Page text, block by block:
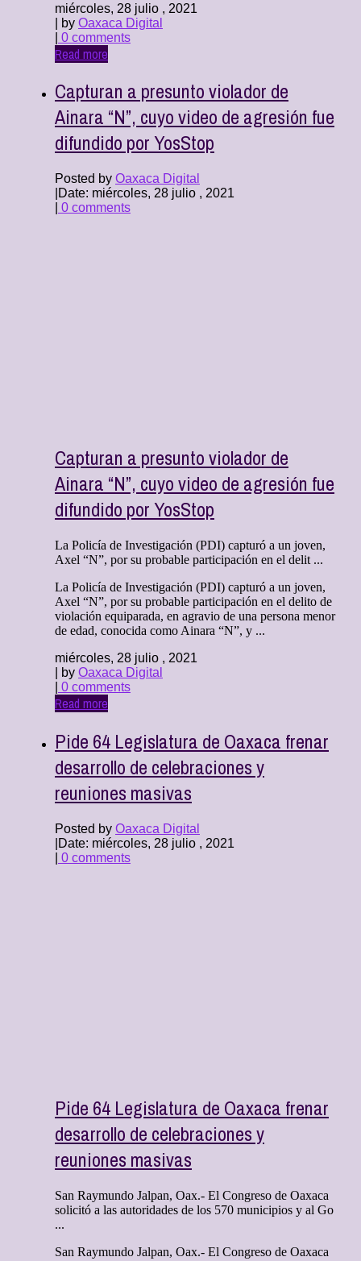
miércoles, 28 julio , 2021
| by Oaxaca Digital
0 comments
Read more
Capturan a presunto violador de
Ainara “N”, cuyo video de agresión fue
difundido por YosStop
Posted by Oaxaca Digital
Date: miércoles, 28 julio , 2021
0 comments
Capturan a presunto violador de
Ainara “N”, cuyo video de agresión fue
difundido por YosStop
La Policía de Investigación (PDI) capturó a un joven,
Axel “N”, por su probable participación en el delit ...
La Policía de Investigación (PDI) capturó a un joven,
Axel “N”, por su probable participación en el delito de
violación equiparada, en agravio de una persona menor
de edad, conocida como Ainara “N”, y ...
miércoles, 28 julio , 2021
| by Oaxaca Digital
0 comments
Read more
Pide 64 Legislatura de Oaxaca frenar
desarrollo de celebraciones y
reuniones masivas
Posted by Oaxaca Digital
Date: miércoles, 28 julio , 2021
0 comments
Pide 64 Legislatura de Oaxaca frenar
desarrollo de celebraciones y
reuniones masivas
San Raymundo Jalpan, Oax.- El Congreso de Oaxaca
solicitó a las autoridades de los 570 municipios y al Go
...
San Raymundo Jalpan, Oax.- El Congreso de Oaxaca